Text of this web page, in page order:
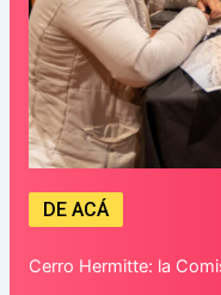
DE ACÁ
Cerro Hermitte: la